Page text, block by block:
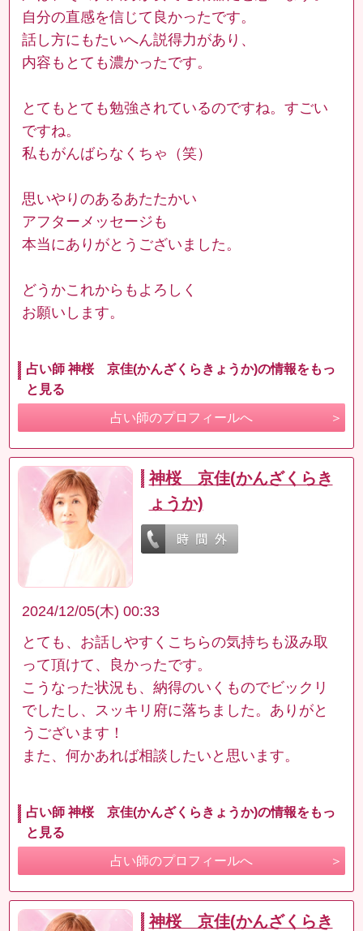
自分の直感を信じて良かったです。
話し方にもたいへん説得力があり、
内容もとても濃かったです。
とてもとても勉強されているのですね。すごい
ですね。
私もがんばらなくちゃ（笑）
思いやりのあるあたたかい
アフターメッセージも
本当にありがとうございました。
どうかこれからもよろしく
お願いします。
占い師 神桜 京佳(かんざくらきょうか)の情報をもっ
と見る
占い師のプロフィールへ
神桜 京佳(かんざくらき
ょうか)
2024/12/05(木) 00:33
とても、お話しやすくこちらの気持ちも汲み取
って頂けて、良かったです。
こうなった状況も、納得のいくものでビックリ
でしたし、スッキリ府に落ちました。ありがと
うございます！
また、何かあれば相談したいと思います。
占い師 神桜 京佳(かんざくらきょうか)の情報をもっ
と見る
占い師のプロフィールへ
神桜 京佳(かんざくらき